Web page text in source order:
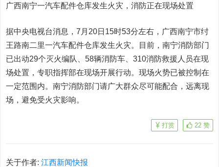
广西南宁一汽车配件仓库发生火灾，消防正在现场处置
据中央电视台消息，7月20日15时53分左右，广西南宁市纣
王路南二里一汽车配件仓库发生火灾。目前，南宁消防部门
已出动29个灭火编队、58辆消防车、310消防救援人员在现
场处置，专职指挥部在现场开展行动。现场火势已被控制在
一定范围内。南宁消防部门请广大群众尽可能配合，远离现
场，避免受火灾影响。
22 赞
打赏
关于作者:江西新闻快报